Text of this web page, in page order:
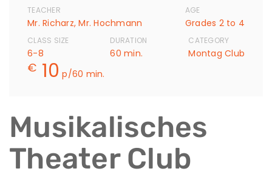
TEACHER
Mr. Richarz, Mr. Hochmann
AGE
Grades 2 to 4
CLASS SIZE
6-8
DURATION
60 min.
CATEGORY
Montag Club
€ 10 p/60 min.
Musikalisches
Theater Club